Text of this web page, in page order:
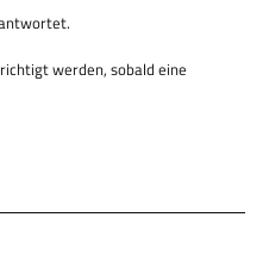
werden, sobald eine